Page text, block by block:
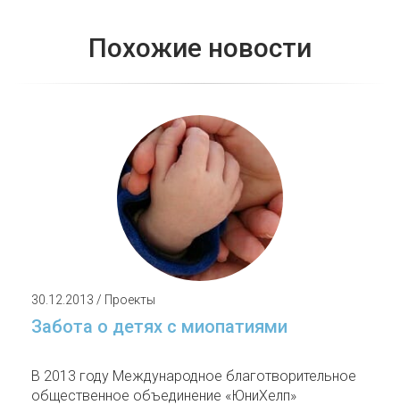
Похожие новости
30.12.2013 / Проекты
Забота о детях с миопатиями
В 2013 году Международное благотворительное
общественное объединение «ЮниХелп»